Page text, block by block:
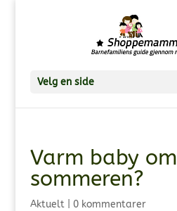
Velg en side
Varm baby om
sommeren?
Aktuelt| 0 kommentarer